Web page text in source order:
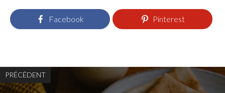
Facebook Pinterest
PRÉCÉDENT